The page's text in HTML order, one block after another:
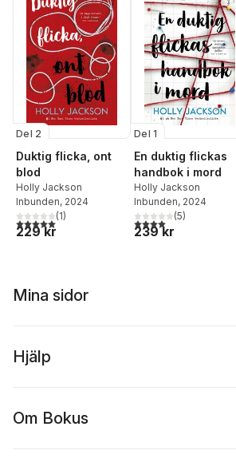
Del 2
Duktig flicka, ont
blod
Holly Jackson
Inbunden, 2024
5,0utav 5 stjärnor. Totalt antal röster:
(1)
229 kr
Del 1
En duktig flickas
handbok i mord
Holly Jackson
Inbunden, 2024
4,0utav 5 stjärnor.
(5)
239 kr
Mina sidor
Hjälp
Om Bokus